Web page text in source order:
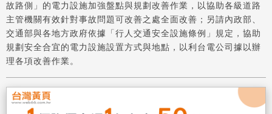
故路側」的電力設施加強盤點與規劃改善作業，以協助各級道路
主管機關有效針對事故問題可改善之處全面改善；另請內政部、
交通部與各地方政府依據「行人交通安全設施條例」規定，協助
規劃安全合宜的電力設施設置方式與地點，以利台電公司據以辦
理各項改善作業。